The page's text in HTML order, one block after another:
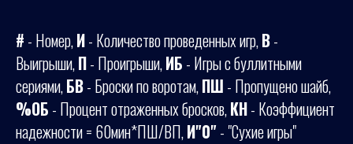
# - Номер,И- Количество проведенных игр,В-
Выигрыши,П- Проигрыши,ИБ - Игры с буллитными
сериями,БВ- Броски по воротам,ПШ - Пропущено шайб,
%ОБ - Процент отраженных бросков,КН- Коэффициент
надежности = 60мин*ПШ/ВП,И"0"- "Сухие игры"